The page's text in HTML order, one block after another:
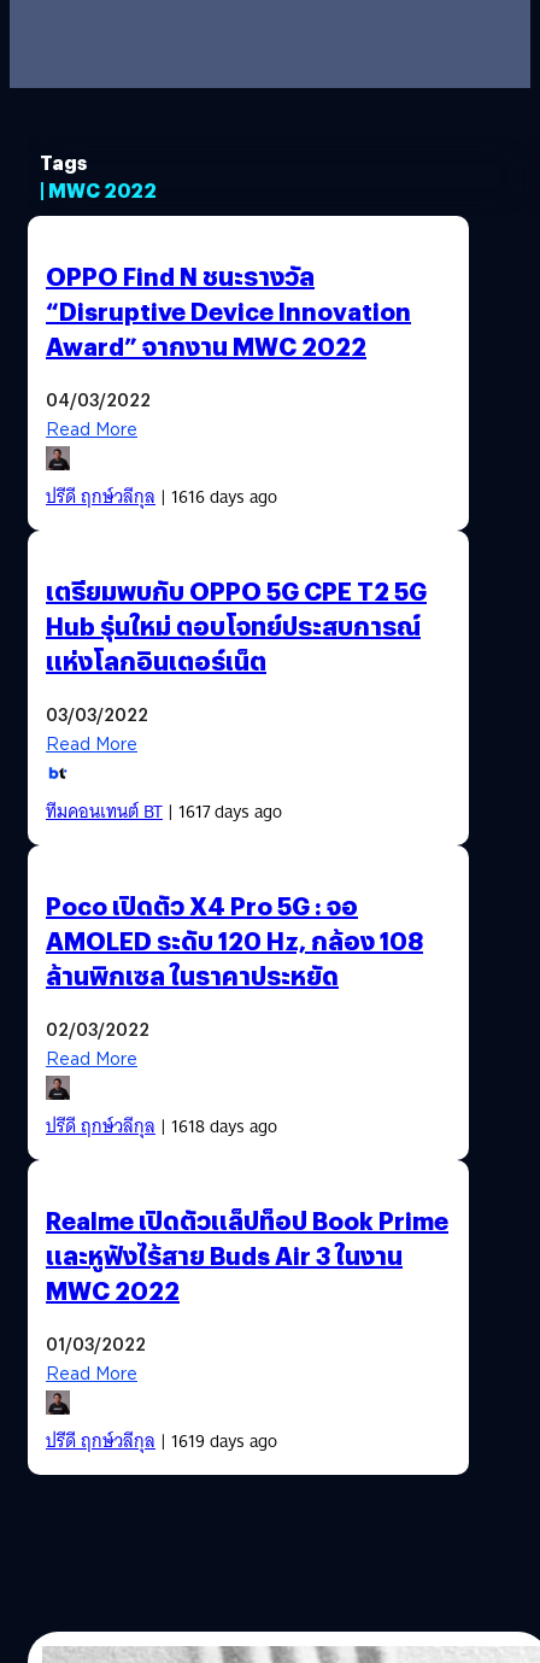
Tags
| MWC 2022
OPPO Find N ชนะรางวัล
“Disruptive Device Innovation
Award” จากงาน MWC 2022
04/03/2022
Read More
ปรีดี ฤกษ์วลีกุล| 1616 days ago
เตรียมพบกับ OPPO 5G CPE T2 5G
Hub รุ่นใหม่ ตอบโจทย์ประสบการณ์
แห่งโลกอินเตอร์เน็ต
03/03/2022
Read More
ทีมคอนเทนต์ BT| 1617 days ago
Poco เปิดตัว X4 Pro 5G : จอ
AMOLED ระดับ 120 Hz, กล้อง 108
ล้านพิกเซล ในราคาประหยัด
02/03/2022
Read More
ปรีดี ฤกษ์วลีกุล| 1618 days ago
Realme เปิดตัวแล็ปท็อป Book Prime
และหูฟังไร้สาย Buds Air 3 ในงาน
MWC 2022
01/03/2022
Read More
ปรีดี ฤกษ์วลีกุล| 1619 days ago
01/03/2022